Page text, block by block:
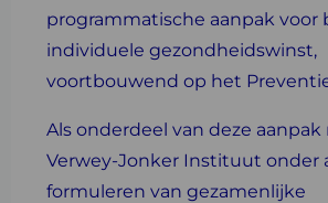
programmatische aanpak voor
individuele gezondheidswinst,
voortbouwend op het
Als onderdeel van deze
Verwey-Jonker Instituut onder
formuleren van gezamenlijke